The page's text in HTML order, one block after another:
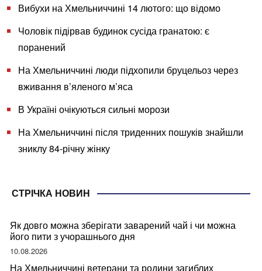
Вибухи на Хмельниччині 14 лютого: що відомо
Чоловік підірвав будинок сусіда гранатою: є
поранений
На Хмельниччині люди підхопили бруцельоз через
вживання в’яленого м’яса
В Україні очікуються сильні морози
На Хмельниччині після триденних пошуків знайшли
зниклу 84-річну жінку
СТРІЧКА НОВИН
Як довго можна зберігати заварений чай і чи можна
його пити з учорашнього дня
10.08.2026
На Хмельниччині ветерани та родини загиблих